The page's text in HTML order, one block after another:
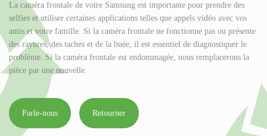
La caméra frontale de votre Samsung est importante pour prendre des
selfies et utiliser certaines applications telles que appels vidéo avec vos
amis et votre famille. Si la caméra frontale ne fonctionne pas ou présente
des rayures, des taches et de la buée, il est essentiel de diagnostiquer le
problème. Si la caméra frontale est endommagée, nous remplacerons la
pièce par une nouvelle.
Parle-nous Retourner